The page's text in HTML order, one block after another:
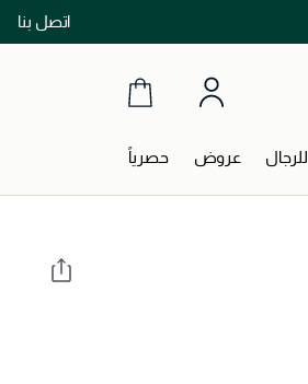
اتصل بنااشتري الآن و ادفع لاحقاً مع تابي و تمارا!
للرجال عروض حصرياً